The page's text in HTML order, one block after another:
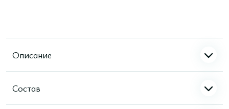
Описание
Состав